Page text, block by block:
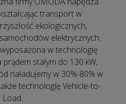
transport w
ekologicznych,
elektrycznych.
w technologię
stałym do 130 kW,
naładujemy w 30%-80% w
technologię Vehicle-to-
Load.